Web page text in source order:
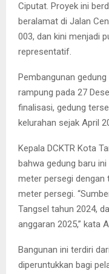
Ciputat. Proyek ini
beralamat di Jalan
003, dan kini menjadi
representatif.
Pembangunan
rampung pada 27
finalisasi, gedung
kelurahan sejak April
Kepala DCKTR Kota
bahwa gedung baru
meter persegi dengan
meter persegi.
Tangsel tahun 2024,
anggaran 2025,” kata
Bangunan ini terdiri
diperuntukkan bagi